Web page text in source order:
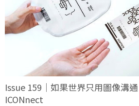
Issue 159｜如果世界只用圖像溝
ICONnect